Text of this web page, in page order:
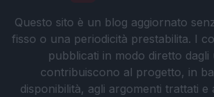
Questo sito è un blog aggiornato
fisso o una periodicità prestabilita. I
pubblicati in modo diretto dagli
contribuiscono al progetto, in
disponibilità, agli argomenti trattati e